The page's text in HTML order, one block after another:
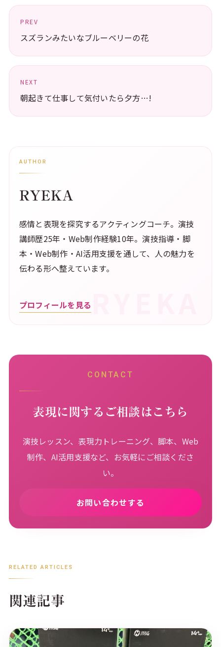
PREV
スズランみたいなブルーベリーの花
NEXT
朝起きて仕事して気付いたら夕方…!
AUTHOR
RYEKA
感情と表現を探究するアクティングコーチ。演技
講師歴25年・Web制作経験10年。演技指導・脚
本・Web制作・AI活用支援を通して、人の魅力を
伝わる形へ整えています。
プロフィールを見る
CONTACT
表現に関するご相談はこちら
演技レッスン、表現力トレーニング、脚本、Web
制作、AI活用支援など、お気軽にご相談くださ
い。
お問い合わせする
RELATED ARTICLES
関連記事